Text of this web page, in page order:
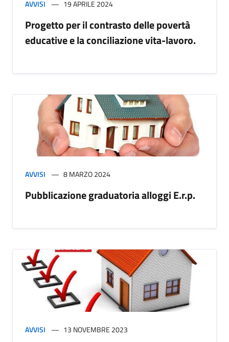
AVVISI 19 APRILE 2024
Progetto per il contrasto delle povertà
educative e la conciliazione vita-lavoro.
AVVISI 8 MARZO 2024
Pubblicazione graduatoria alloggi E.r.p.
AVVISI 13 NOVEMBRE 2023